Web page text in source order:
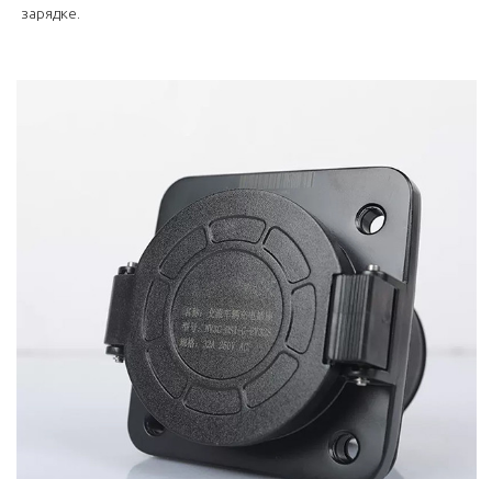
зарядке.